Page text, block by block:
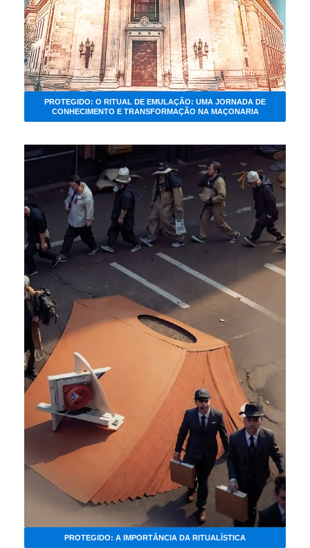
PROTEGIDO: O RITUAL DE EMULAÇÃO: UMA JORNADA DE
CONHECIMENTO E TRANSFORMAÇÃO NA MAÇONARIA
PROTEGIDO: A IMPORTÂNCIA DA RITUALÍSTICA